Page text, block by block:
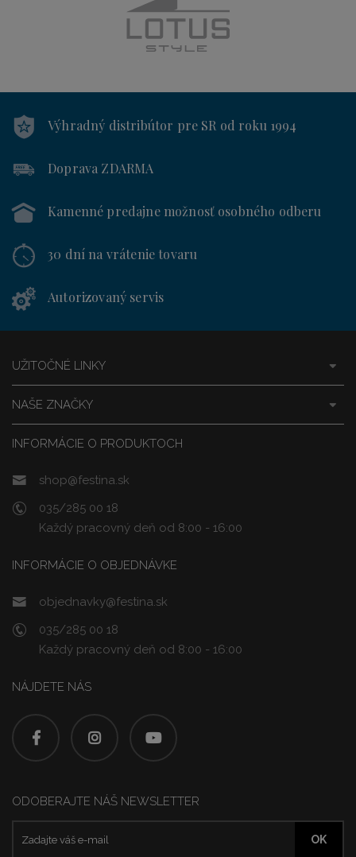
Výhradný distribútor pre SR od roku 1994
Doprava ZDARMA
Kamenné predajnemožnosť osobného odberu
30 dní na vrátenie tovaru
Autorizovaný servis
INFORMÁCIE O PRODUKTOCH
shop@festina.sk
035/285 00 18
Každý pracovný deň od 8:00 - 16:00
INFORMÁCIE O OBJEDNÁVKE
objednavky@festina.sk
035/285 00 18
Každý pracovný deň od 8:00 - 16:00
NAŠE ZNAČKY
UŽITOČNÉ LINKY
NÁJDETE NÁS
ODOBERAJTE NÁŠ NEWSLETTER